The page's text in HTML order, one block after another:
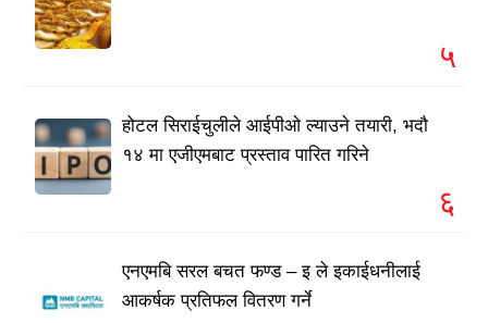
५
होटल सिराईचुलीले आईपीओ ल्याउने तयारी, भदौ
१४ मा एजीएमबाट प्रस्ताव पारित गरिने
६
एनएमबि सरल बचत फण्ड – इ ले इकाईधनीलाई
आकर्षक प्रतिफल वितरण गर्ने